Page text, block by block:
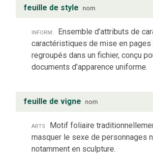
feuille de style nom
inform.
Ensemble d’attributs de
caractéristiques de mise en pages
regroupés dans un fichier, conçu
documents d’apparence uniforme.
feuille de vigne nom
arts Motif foliaire
masquer le sexe de personnages
notamment en sculpture.